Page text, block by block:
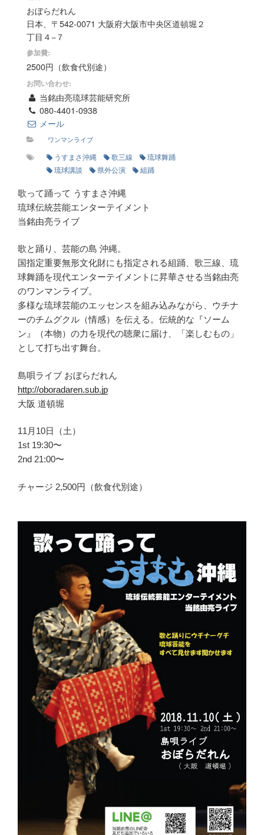
おぼらだれん
日本、〒542-0071 大阪府大阪市中央区道頓堀２
丁目４−７
参加費:
2500円（飲食代別途）
お問い合わせ:
当銘由亮琉球芸能研究所
080-4401-0938
メール
ワンマンライブ
うすまさ沖縄 歌三線
琉球舞踊
琉球講談
県外公演 組踊
歌って踊って うすまさ沖縄
琉球伝統芸能エンターテイメント
当銘由亮ライブ
歌と踊り、芸能の島 沖縄。
国指定重要無形文化財にも指定される組踊、歌三線、琉
球舞踊を現代エンターテイメントに昇華させる当銘由亮
のワンマンライブ。
多様な琉球芸能のエッセンスを組み込みながら、ウチナ
ーのチムグクル（情感）を伝える。伝統的な『ソーム
ン』（本物）の力を現代の聴衆に届け、「楽しむもの」
として打ち出す舞台。
島唄ライブ おぼらだれん
http://oboradaren.sub.jp
大阪 道頓堀
11月10日（土）
1st 19:30〜
2nd 21:00〜
チャージ 2,500円（飲食代別途）